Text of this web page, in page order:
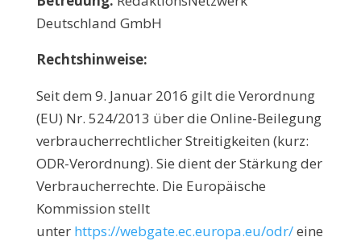
Deutschland GmbH
Rechtshinweise:
Seit dem 9. Januar 2016 gilt die Verordnung
(EU) Nr. 524/2013 über die Online-Beilegung
verbraucherrechtlicher Streitigkeiten (kurz:
ODR-Verordnung). Sie dient der Stärkung der
Verbraucherrechte. Die Europäische
Kommission stellt
unter https://webgate.ec.europa.eu/odr/eine